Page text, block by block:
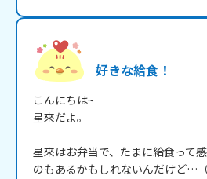
好きな給食！
こんにちは~
星來だよ。
星來はお弁当で、たまに給食って
のもあるかもしれないんだけど…